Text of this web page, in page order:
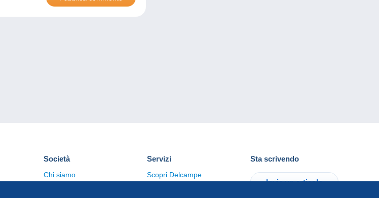
Società
Chi siamo
Servizi
Scopri Delcampe
Sta scrivendo
Invia un articolo